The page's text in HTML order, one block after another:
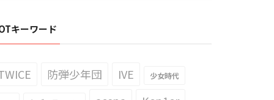
キーワード
防弾少年団 IVE 少女時代